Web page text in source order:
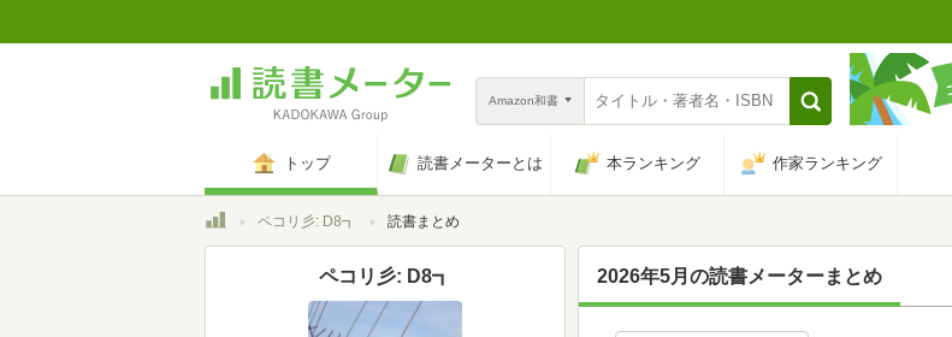
Amazon和書
トップ 読書メーターとは 本ランキング 作家ランキング
トップペコリ彡: D8┓ 読書まとめ
2026年5月の読書メーターまとめ
ペコリ彡: D8┓